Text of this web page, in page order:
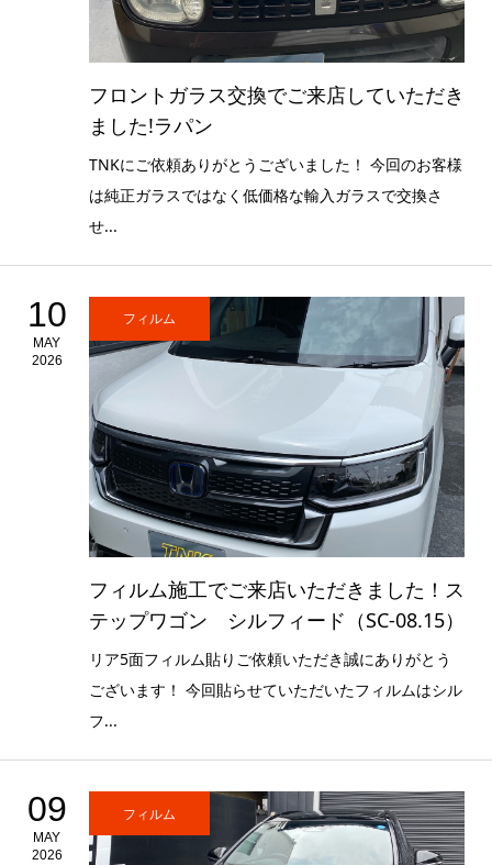
フロントガラス交換でご来店していただき
ました!ラパン
TNKにご依頼ありがとうございました！ 今回のお客様
は純正ガラスではなく低価格な輸入ガラスで交換さ
せ...
10
MAY
2026
フィルム
フィルム施工でご来店いただきました！ス
テップワゴン シルフィード（SC-08.15）
リア5面フィルム貼りご依頼いただき誠にありがとう
ございます！ 今回貼らせていただいたフィルムはシル
フ...
09
MAY
2026
フィルム